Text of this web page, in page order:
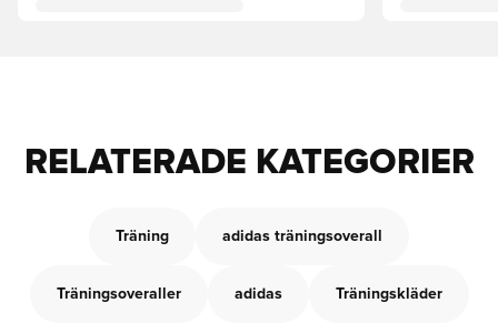
RELATERADE KATEGORIER
Träning adidas träningsoverall
Träningsoveraller adidas Träningskläder